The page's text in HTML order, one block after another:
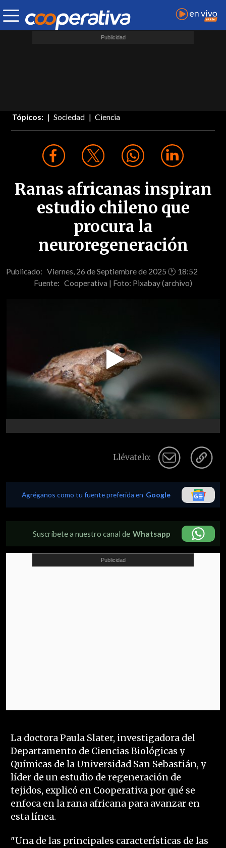
Tópicos: Sociedad Ciencia
Ranas africanas inspiran
estudio chileno que
procura la
neuroregeneración
Publicado: Viernes, 26 de Septiembre de 2025 🕐 18:52
Fuente: Cooperativa | Foto: Pixabay (archivo)
Play
Video
Llévatelo:
Agréganos como tu fuente preferida en Google
Suscríbete a nuestro canal de Whatsapp
La doctora Paula Slater, investigadora del
Departamento de Ciencias Biológicas y
Químicas de la Universidad San Sebastián, y
líder de un estudio de regeneración de
tejidos, explicó en Cooperativa por qué se
enfoca en la rana africana para avanzar en
esta línea.
"Una de las principales características de las